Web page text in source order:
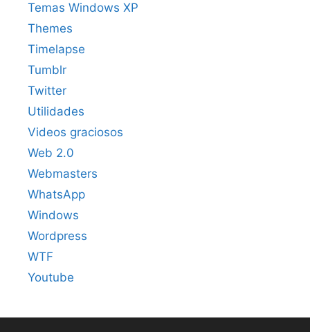
Temas Windows XP
Themes
Timelapse
Tumblr
Twitter
Utilidades
Videos graciosos
Web 2.0
Webmasters
WhatsApp
Windows
Wordpress
WTF
Youtube